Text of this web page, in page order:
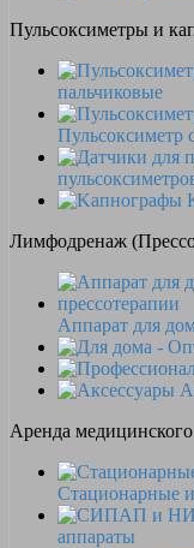
Пульсоксиметры и
пальчиковые
Пульсоксиметр
Лимфодренаж
Аппарат для
Аренда
Стационарные
аппараты